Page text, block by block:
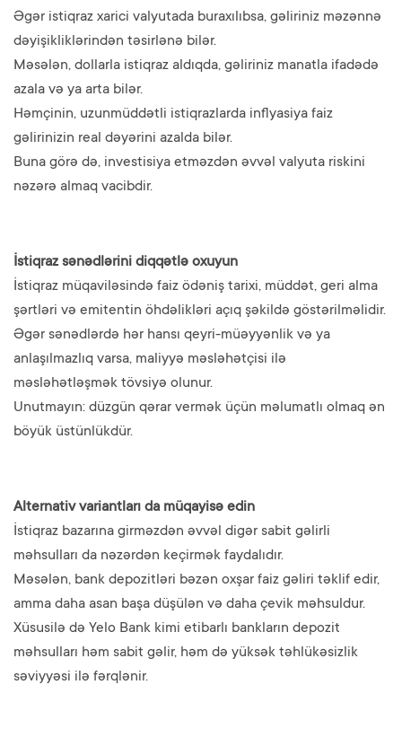
Əgər istiqraz xarici valyutada buraxılıbsa, gəliriniz məzənnə
dəyişikliklərindən təsirlənə bilər.
Məsələn, dollarla istiqraz aldıqda, gəliriniz manatla ifadədə
azala və ya arta bilər.
Həmçinin, uzunmüddətli istiqrazlarda inflyasiya faiz
gəlirinizin real dəyərini azalda bilər.
Buna görə də, investisiya etməzdən əvvəl valyuta riskini
nəzərə almaq vacibdir.
İstiqraz sənədlərini diqqətlə oxuyun
İstiqraz müqaviləsində faiz ödəniş tarixi, müddət, geri alma
şərtləri və emitentin öhdəlikləri açıq şəkildə göstərilməlidir.
Əgər sənədlərdə hər hansı qeyri-müəyyənlik və ya
anlaşılmazlıq varsa, maliyyə məsləhətçisi ilə
məsləhətləşmək tövsiyə olunur.
Unutmayın: düzgün qərar vermək üçün məlumatlı olmaq ən
böyük üstünlükdür.
Alternativ variantları da müqayisə edin
İstiqraz bazarına girməzdən əvvəl digər sabit gəlirli
məhsulları da nəzərdən keçirmək faydalıdır.
Məsələn, bank depozitləri bəzən oxşar faiz gəliri təklif edir,
amma daha asan başa düşülən və daha çevik məhsuldur.
Xüsusilə də Yelo Bank kimi etibarlı bankların depozit
məhsulları həm sabit gəlir, həm də yüksək təhlükəsizlik
səviyyəsi ilə fərqlənir.